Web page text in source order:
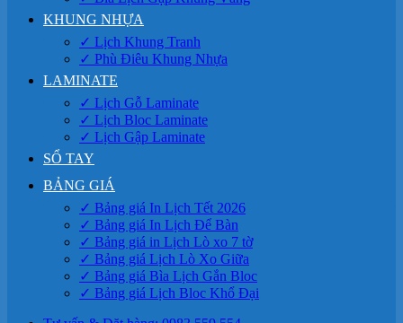
KHUNG NHỰA
✓ Lịch Khung Tranh
✓ Phù Điêu Khung Nhựa
LAMINATE
✓ Lịch Gỗ Laminate
✓ Lịch Bloc Laminate
✓ Lịch Gập Laminate
SỔ TAY
BẢNG GIÁ
✓ Bảng giá In Lịch Tết 2026
✓ Bảng giá In Lịch Để Bàn
✓ Bảng giá in Lịch Lò xo 7 tờ
✓ Bảng giá Lịch Lò Xo Giữa
✓ Bảng giá Bìa Lịch Gắn Bloc
✓ Bảng giá Lịch Bloc Khổ Đại